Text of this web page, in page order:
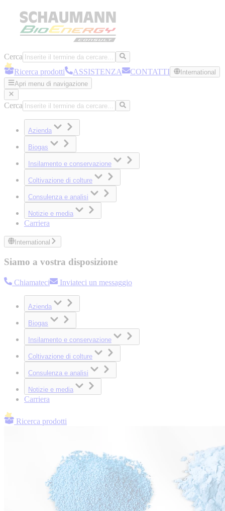
Cerca
Ricerca prodotti
ASSISTENZA CONTATTI
International
Apri menu di navigazione
Cerca
Azienda
Biogas
Insilamento e conservazione
Coltivazione di colture
Consulenza e analisi
Notizie e media
Carriera
International
Siamo a vostra disposizione
Chiamateci Inviateci un messaggio
Azienda
Biogas
Insilamento e conservazione
Coltivazione di colture
Consulenza e analisi
Notizie e media
Carriera
Ricerca prodotti